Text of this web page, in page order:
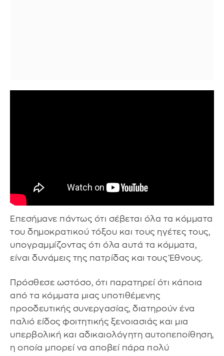
Επεσήμανε πάντως ότι σέβεται όλα τα κόμματα
του δημοκρατικού τόξου και τους ηγέτες τους,
υπογραμμίζοντας ότι όλα αυτά τα κόμματα,
είναι δυνάμεις της πατρίδας και τους Έθνους.
Πρόσθεσε ωστόσο, ότι παρατηρεί ότι κάποια
από τα κόμματα μιας υποτιθέμενης
προοδευτικής συνεργασίας, διατηρούν ένα
παλιό είδος φοιτητικής ξενοιασιάς και μια
υπερβολική και αδικαιολόγητη αυτοπεποίθηση,
η οποία μπορεί να αποβεί πάρα πολύ